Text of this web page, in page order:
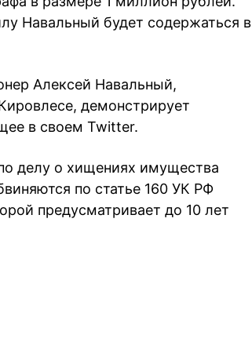
Навальный будет содержаться в
Алексей Навальный,
демонстрирует
в своем Twitter.
делу о хищениях имущества
по статье 160 УК РФ
предусматривает до 10 лет